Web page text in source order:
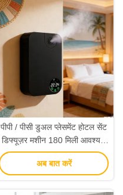
पीपी / पीसी डुअल प्लेसमेंट होटल सेंट
डिफ्यूज़र मशीन 180 मिली आवश्यक
तेल क्षमता के साथ
अब बात करें